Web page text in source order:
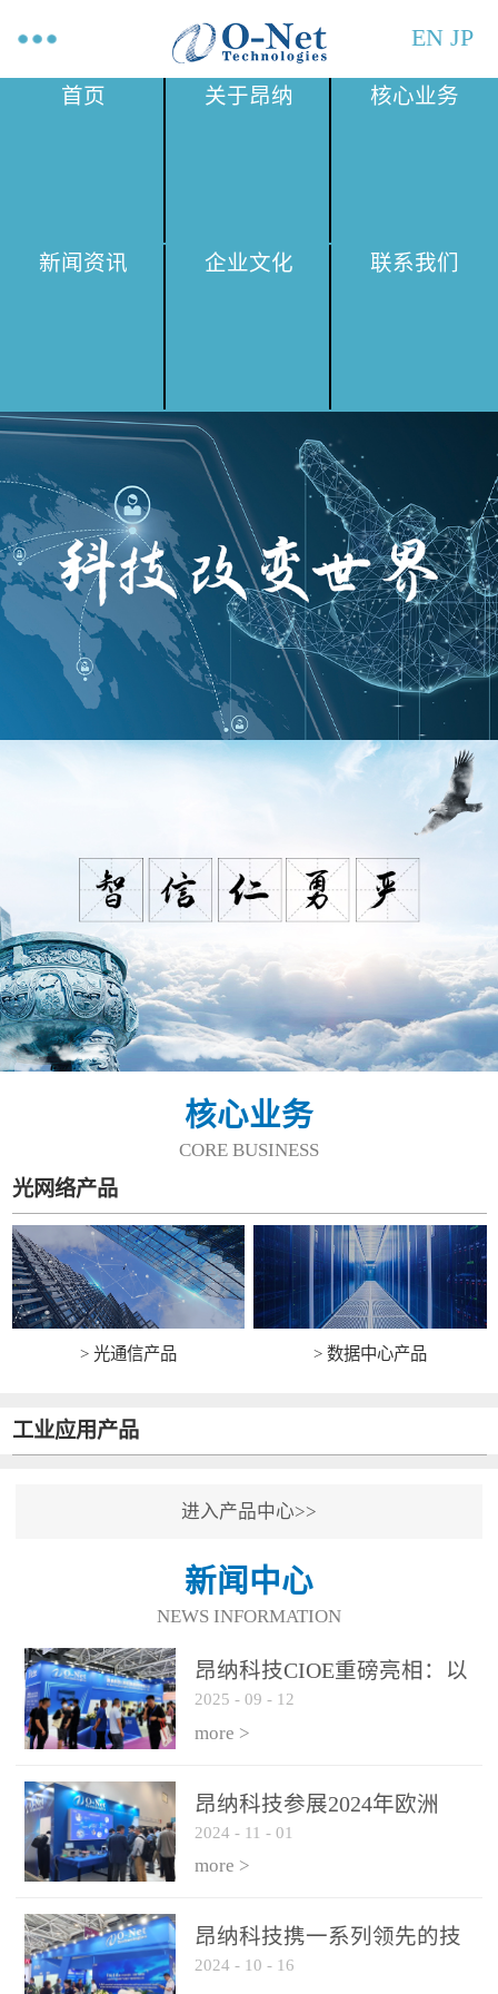
EN JP
首页 关于昂纳 核心业务
新闻资讯 企业文化 联系我们
核心业务
CORE BUSINESS
光网络产品
> 光通信产品 > 数据中心产品
工业应用产品
进入产品中心>>
新闻中心
NEWS INFORMATION
昂纳科技CIOE重磅亮相：以
光通信创新引擎，驱动AI与
算力互联新时代
2025 - 09 - 12
more >
昂纳科技参展2024年欧洲
ECOC展会
2024 - 11 - 01
more >
昂纳科技携一系列领先的技
术平台和优秀产品参展2024
2024 - 10 - 16